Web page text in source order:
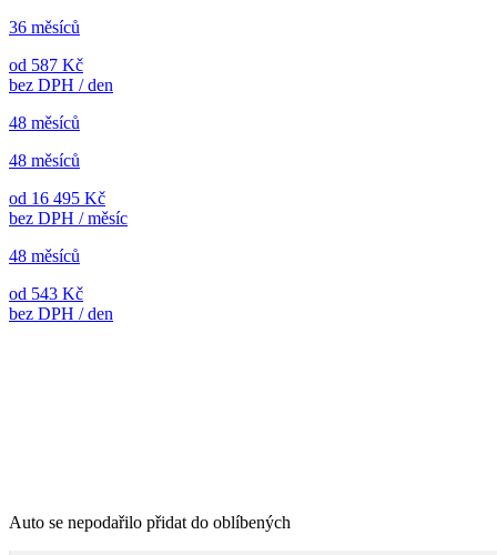
36 měsíců
od 587 Kč
bez DPH / den
48 měsíců
48 měsíců
od 16 495 Kč
bez DPH / měsíc
48 měsíců
od 543 Kč
bez DPH / den
Auto se nepodařilo přidat do oblíbených